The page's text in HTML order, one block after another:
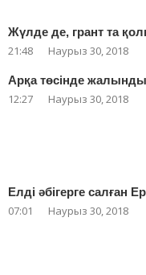
Жүлде де, грант та
21:48 Наурыз 30, 2018
Арқа төсінде
12:27 Наурыз 30, 2018
Елді әбігерге салған
07:01 Наурыз 30, 2018